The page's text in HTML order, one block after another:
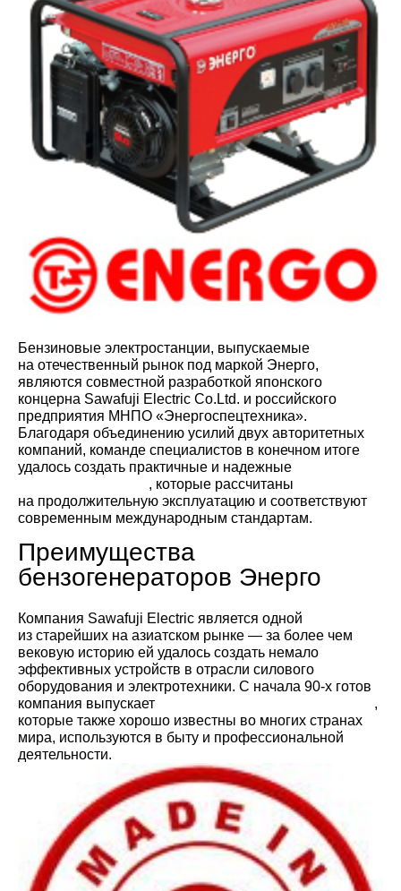
Бензиновые электростанции, выпускаемые
на отечественный рынок под маркой Энерго,
являются совместной разработкой японского
концерна Sawafuji Electric Co.Ltd. и российского
предприятия МНПО «Энергоспецтехника».
Благодаря объединению усилий двух авторитетных
компаний, команде специалистов в конечном итоге
удалось создать практичные и надежные
, которые рассчитаны
на продолжительную эксплуатацию и соответствуют
современным международным стандартам.
Преимущества
бензогенераторов Энерго
Компания Sawafuji Electric является одной
из старейших на азиатском рынке — за более чем
вековую историю ей удалось создать немало
эффективных устройств в отрасли силового
оборудования и электротехники. С начала 90-х готов
компания выпускает
,
которые также хорошо известны во многих странах
мира, используются в быту и профессиональной
деятельности.